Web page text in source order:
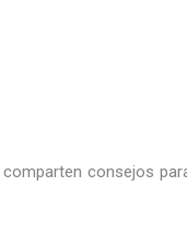
comparten consejos